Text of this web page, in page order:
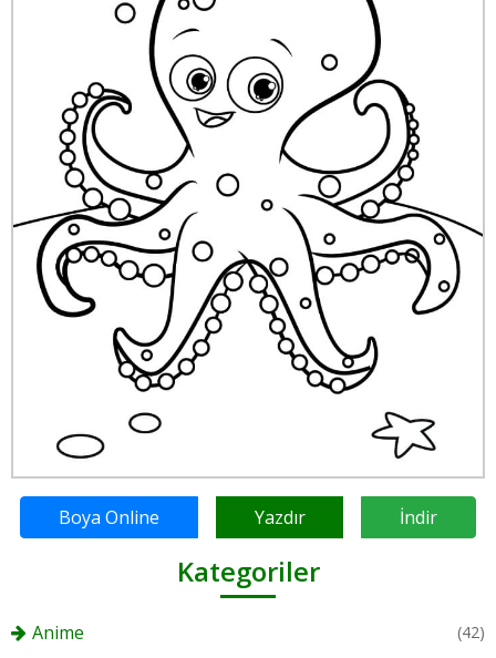
Boya Online Yazdır İndir
Kategoriler
Anime (42)